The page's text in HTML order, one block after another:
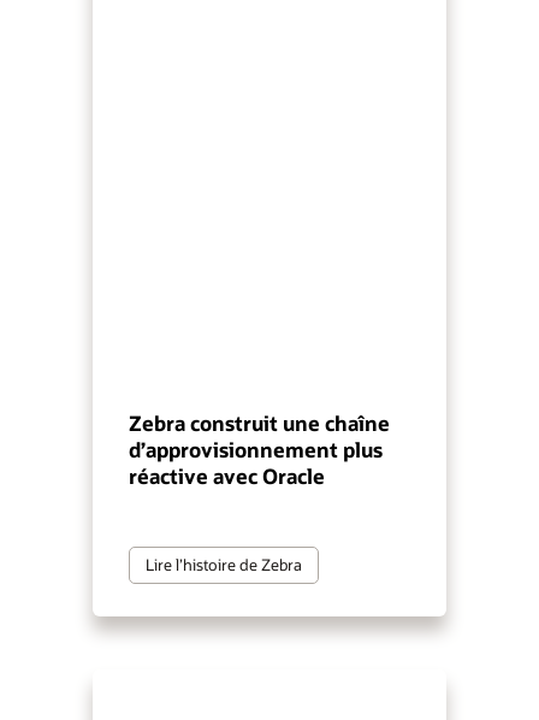
Zebra construit une chaîne
d’approvisionnement plus
réactive avec Oracle
Lire l’histoire de Zebra